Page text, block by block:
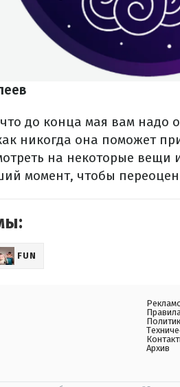
что до конца мая вам надо
никогда она поможет
на некоторые
момент, чтобы
FUN
Архив